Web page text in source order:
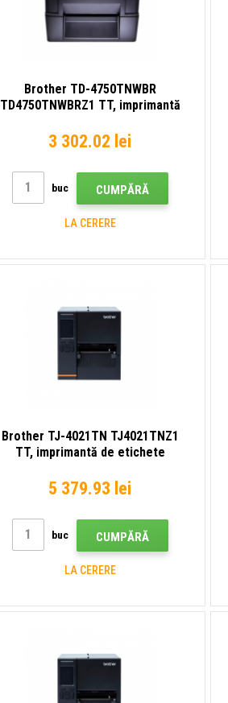
Brother TD-4750TNWBR
TD4750TNWBRZ1 TT, imprimantă
3 302.02 lei
buc CUMPĂRĂ
LA CERERE
Brother TJ-4021TN TJ4021TNZ1
TT, imprimantă de etichete
5 379.93 lei
buc CUMPĂRĂ
LA CERERE